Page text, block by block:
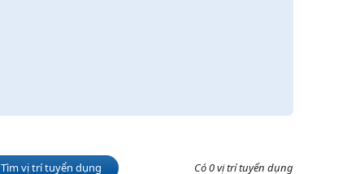
Tìm vị trí tuyển dụng Có 0 vị trí tuyển dụng